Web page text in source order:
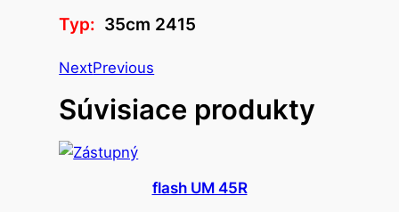
b
n
v
Typ: 35cm 2415
NextPrevious
Súvisiace produkty
flash UM 45R